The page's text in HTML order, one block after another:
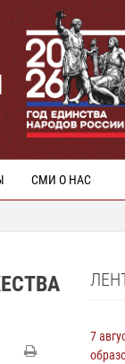
СМИ О НАС
7